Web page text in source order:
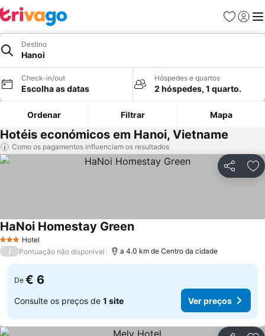
Favoritos
Iniciar
Destino
Hanoi
Check-in/out
Escolha as datas
Hóspedes e quartos
2 hóspedes, 1 quarto.
Ordenar Filtrar Mapa
Hotéis económicos em Hanoi, Vietname
Como os pagamentos influenciam os resultados
Partilhar
3 EstrelasHotel
HaNoi Homestay GreenVer preços
/ Pontuação não disponível a 4.0 km de Centro da cidade
De € 6
Consulte os preços de 1 site Ver preços